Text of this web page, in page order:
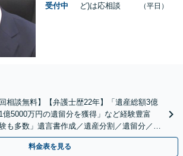
受付中
ど)は応相談
（平日）
相談無料】【弁護士歴22年】「遺産総額3億
億5000万円の遺留分を獲得」など経験豊富
も多数」遺言書作成／遺産分割／遺留分／相
面談可】【完全個室対応】
料金表を見る